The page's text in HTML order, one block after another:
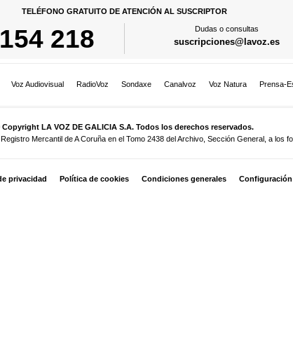
TELÉFONO GRATUITO DE ATENCIÓN AL SUSCRIPTOR
218 Dudas o consultas
suscripciones@lavoz.es
Voz Audiovisual RadioVoz Sondaxe Canalvoz Voz Natura Prensa-
Copyright LA VOZ DE GALICIA S.A. Todos los derechos reservados.
Mercantil de A Coruña en el Tomo 2438 del Archivo, Sección General, a los
privacidad Política de cookies Condiciones generales